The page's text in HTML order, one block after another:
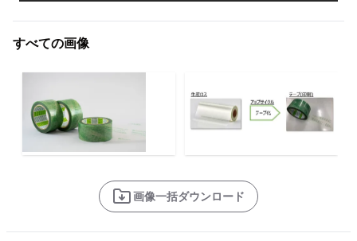
すべての画像
画像一括ダウンロード